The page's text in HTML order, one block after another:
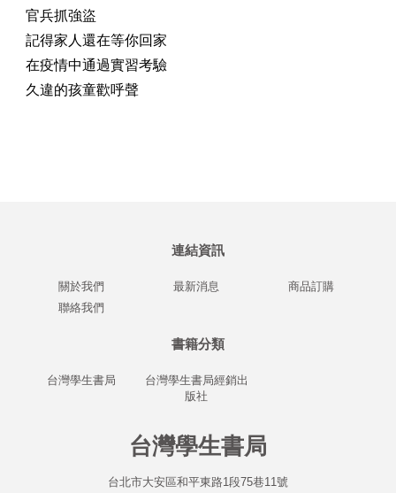
官兵抓強盜
記得家人還在等你回家
在疫情中通過實習考驗
久違的孩童歡呼聲
連結資訊
關於我們 最新消息
商品訂購
聯絡我們
書籍分類
台灣學生書局
台灣學生書局經銷出
版社
台灣學生書局
台北市大安區和平東路1段75巷11號